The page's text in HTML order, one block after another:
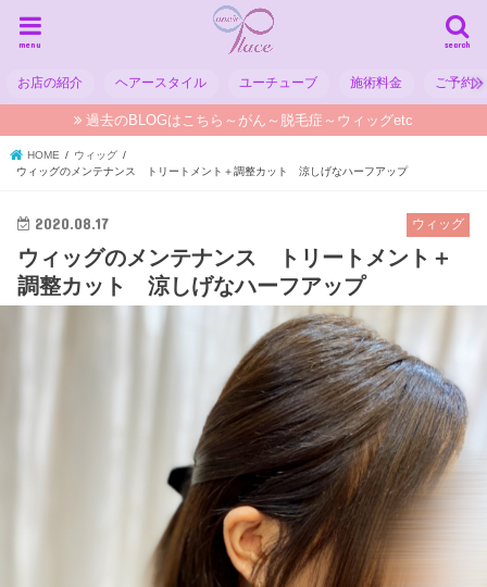
search
menu
お店の紹介 ヘアースタイル ユーチューブ 施術料金 ご予約
過去のBLOGはこちら～がん～脱毛症～ウィッグetc
HOME
ウィッグ
ウィッグのメンテナンス トリートメント＋調整カット 涼しげなハーフアップ
ウィッグ
2020.08.17
ウィッグのメンテナンス トリートメント＋
調整カット 涼しげなハーフアップ